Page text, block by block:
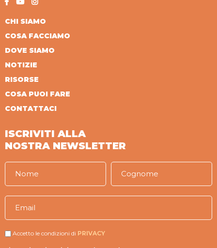
CHI SIAMO
COSA FACCIAMO
DOVE SIAMO
NOTIZIE
RISORSE
COSA PUOI FARE
CONTATTACI
ISCRIVITI ALLA
NOSTRA NEWSLETTER
Accetto le condizioni di PRIVACY